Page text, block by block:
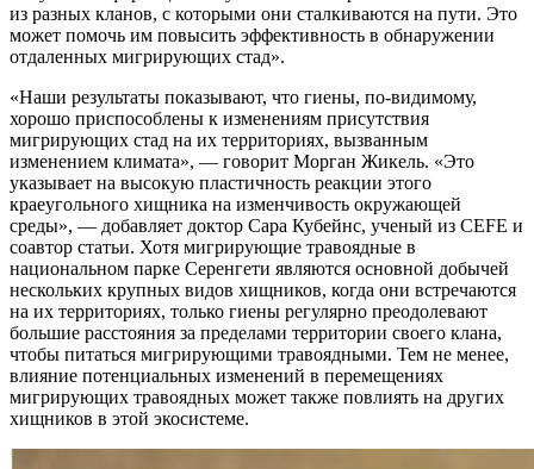
из разных кланов, с которыми они сталкиваются на пути. Это
может помочь им повысить эффективность в обнаружении
отдаленных мигрирующих стад».
«Наши результаты показывают, что гиены, по-видимому,
хорошо приспособлены к изменениям присутствия
мигрирующих стад на их территориях, вызванным
изменением климата», — говорит Морган Жикель. «Это
указывает на высокую пластичность реакции этого
краеугольного хищника на изменчивость окружающей
среды», — добавляет доктор Сара Кубейнс, ученый из CEFE и
соавтор статьи. Хотя мигрирующие травоядные в
национальном парке Серенгети являются основной добычей
нескольких крупных видов хищников, когда они встречаются
на их территориях, только гиены регулярно преодолевают
большие расстояния за пределами территории своего клана,
чтобы питаться мигрирующими травоядными. Тем не менее,
влияние потенциальных изменений в перемещениях
мигрирующих травоядных может также повлиять на других
хищников в этой экосистеме.